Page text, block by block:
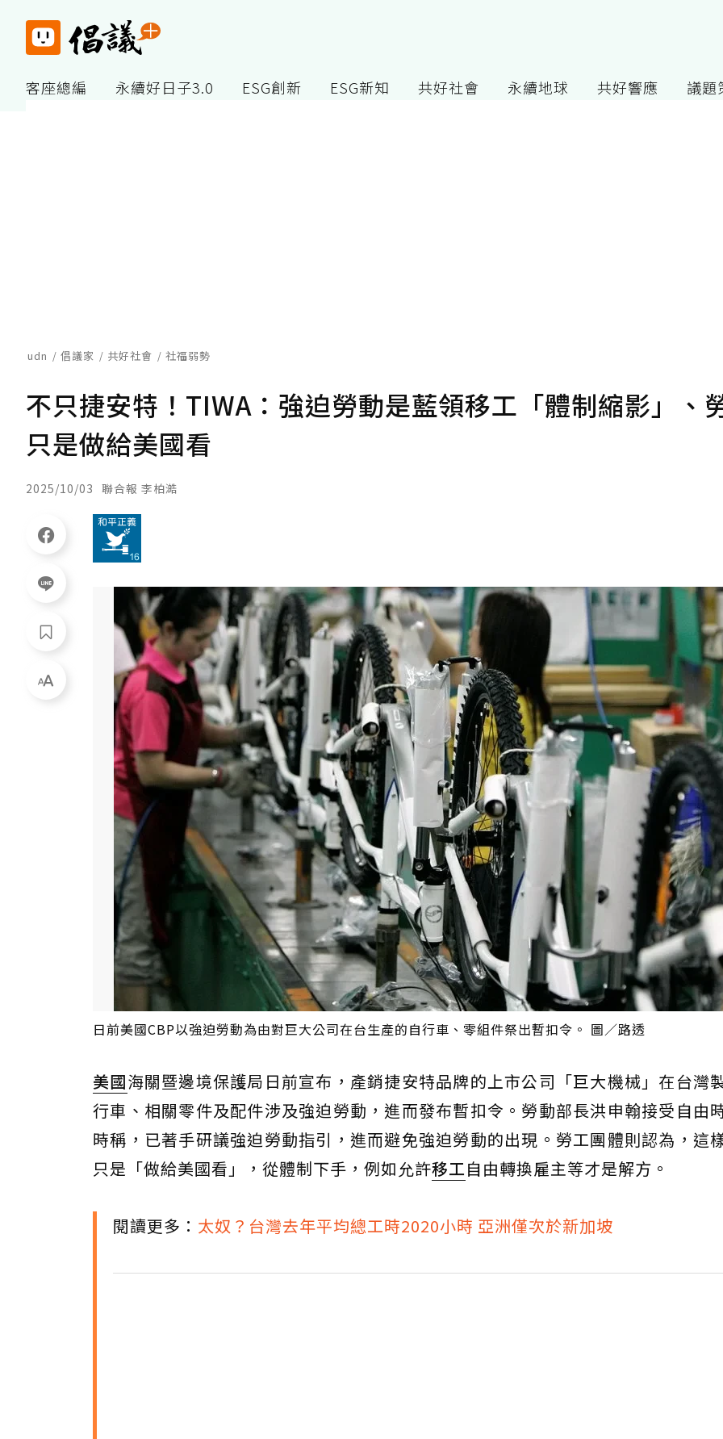
客座總編 永續好日子3.0 ESG創新 ESG新知 共好社會 永續地球 共好響應 議題
udn 倡議家 共好社會 社福弱勢
不只捷安特！TIWA：強迫勞動是藍領移工「體制縮影」、
只是做給美國看
2025/10/03 聯合報 李柏澔
日前美國CBP以強迫勞動為由對巨大公司在台生產的自行車、零組件祭出暫扣令。 圖／路透
美國海關暨邊境保護局日前宣布，產銷捷安特品牌的上市公司「巨大機械」在台灣
行車、相關零件及配件涉及強迫勞動，進而發布暫扣令。勞動部長洪申翰接受自由
時稱，已著手研議強迫勞動指引，進而避免強迫勞動的出現。勞工團體則認為，這
只是「做給美國看」，從體制下手，例如允許移工自由轉換雇主等才是解方。
閱讀更多： 太奴？台灣去年平均總工時2020小時 亞洲僅次於新加坡